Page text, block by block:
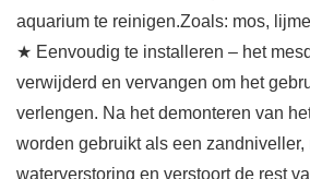
aquarium te reinigen.Zoals: mos,
★ Eenvoudig te installeren – het
verwijderd en vervangen om het
verlengen. Na het demonteren van
worden gebruikt als een zandniveller,
waterverstoring en verstoort de rest